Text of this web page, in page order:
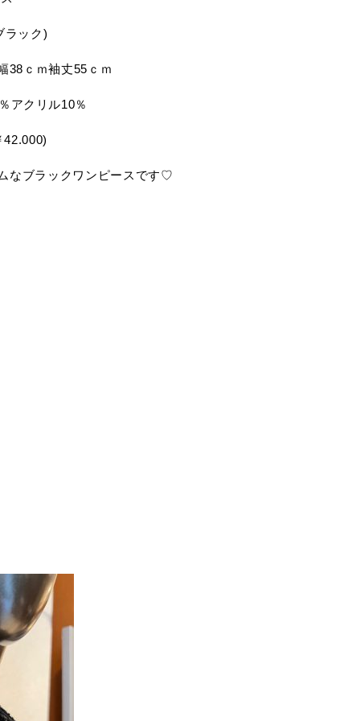
ック)
38ｃｍ袖丈55ｃｍ
アクリル10％
42.000)
なブラックワンピースです♡